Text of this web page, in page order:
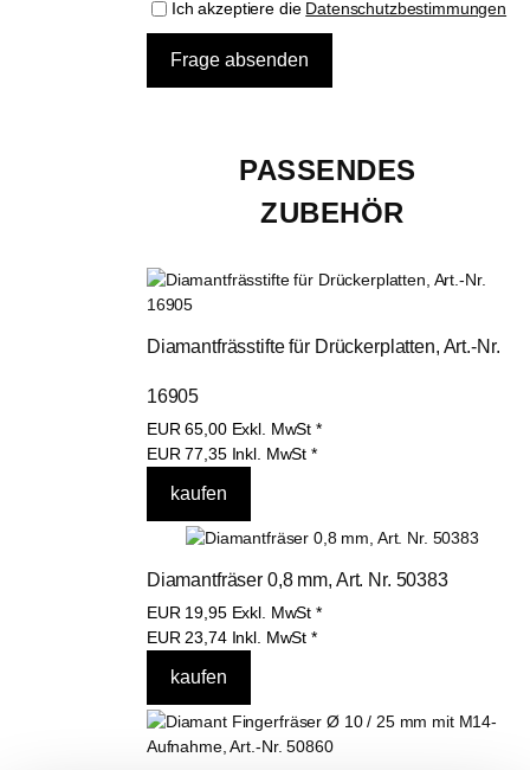
Ich akzeptiere die Datenschutzbestimmungen
PASSENDES
ZUBEHÖR
Diamantfrässtifte für Drückerplatten, Art.-Nr.
16905
EUR65,00 Exkl. MwSt *
EUR77,35 Inkl. MwSt *
Diamantfräser 0,8 mm, Art. Nr. 50383
EUR 19,95 Exkl. MwSt *
EUR 23,74 Inkl. MwSt *